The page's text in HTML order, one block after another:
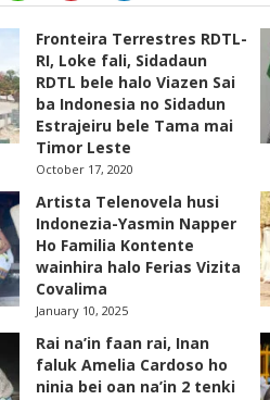
Fronteira Terrestres RDTL-
RI, Loke fali, Sidadaun
RDTL bele halo Viazen Sai
ba Indonesia no Sidadun
Estrajeiru bele Tama mai
Timor Leste
October 17, 2020
Artista Telenovela husi
Indonezia-Yasmin Napper
Ho Familia Kontente
wainhira halo Ferias Vizita
Covalima
January 10, 2025
Rai na’in faan rai, Inan
faluk Amelia Cardoso ho
ninia bei oan na’in 2 tenki